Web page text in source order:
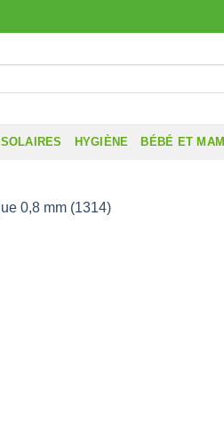
SOLAIRES HYGIÈNE BÉBÉ ET